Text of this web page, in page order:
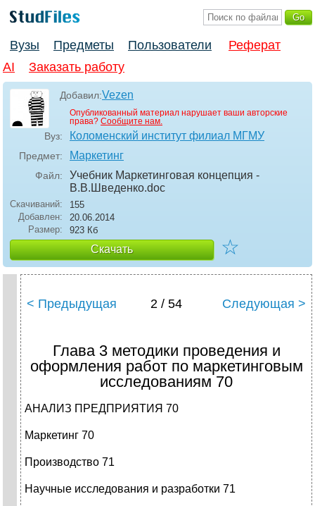
Вузы Предметы Пользователи
Реферат
AI
Заказать работу
Добавил:Vezen
Опубликованный материал нарушает ваши авторские
права? Сообщите нам.
Вуз: Коломенский институт филиал МГМУ
Предмет: Маркетинг
Файл:
Учебник Маркетинговая концепция -
В.В.Шведенко.doc
Скачиваний:
155
Добавлен:
20.06.2014
Размер:
923 Кб
Скачать ☆
< Предыдущая 2 / 54 Следующая >
Глава 3 методики проведения и
оформления работ по маркетинговым
исследованиям 70
АНАЛИЗ ПРЕДПРИЯТИЯ 70
Маркетинг 70
Производство 71
Научные исследования и разработки 71